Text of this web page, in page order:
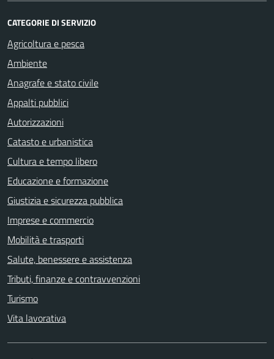
CATEGORIE DI SERVIZIO
Agricoltura e pesca
Ambiente
Anagrafe e stato civile
Appalti pubblici
Autorizzazioni
Catasto e urbanistica
Cultura e tempo libero
Educazione e formazione
Giustizia e sicurezza pubblica
Imprese e commercio
Mobilità e trasporti
Salute, benessere e assistenza
Tributi, finanze e contravvenzioni
Turismo
Vita lavorativa